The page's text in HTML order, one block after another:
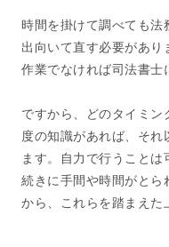
時間を掛けて調べても法
出向いて直す必要があり
作業でなければ司法書士
ですから、どのタイミン
度の知識があれば、それ
ます。自力で行うこと
続きに手間や時間がとら
から、これらを踏まえた